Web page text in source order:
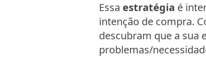
Essa estratégia é
intenção de compra.
descubram que a sua
problemas/